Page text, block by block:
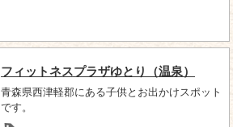
フィットネスプラザゆとり（温泉）
青森県西津軽郡にある子供とお出かけスポット
です。